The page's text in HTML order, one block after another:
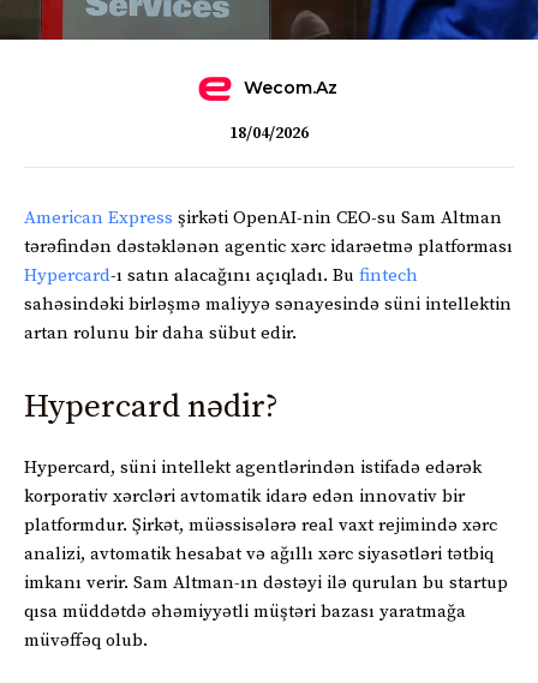
Wecom.az
18/04/2026
American Express şirkəti OpenAI-nin CEO-su Sam Altman
tərəfindən dəstəklənən agentic xərc idarəetmə platforması
Hypercard-ı satın alacağını açıqladı. Bu fintech
sahəsindəki birləşmə maliyyə sənayesində süni intellektin
artan rolunu bir daha sübut edir.
Hypercard nədir?
Hypercard, süni intellekt agentlərindən istifadə edərək
korporativ xərcləri avtomatik idarə edən innovativ bir
platformdur. Şirkət, müəssisələrə real vaxt rejimində xərc
analizi, avtomatik hesabat və ağıllı xərc siyasətləri tətbiq
imkanı verir. Sam Altman-ın dəstəyi ilə qurulan bu startup
qısa müddətdə əhəmiyyətli müştəri bazası yaratmağa
müvəffəq olub.